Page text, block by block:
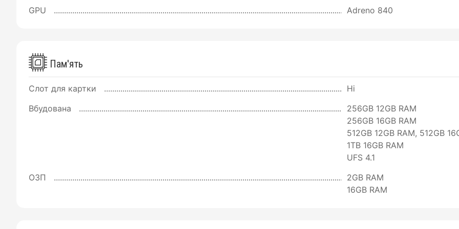
GPU
Adreno 840
Пам'ять
Слот для картки
Ні
Вбудована
256GB 12GB RAM
256GB 16GB RAM
512GB 12GB RAM, 512GB
1TB 16GB RAM
UFS 4.1
ОЗП
2GB RAM
16GB RAM